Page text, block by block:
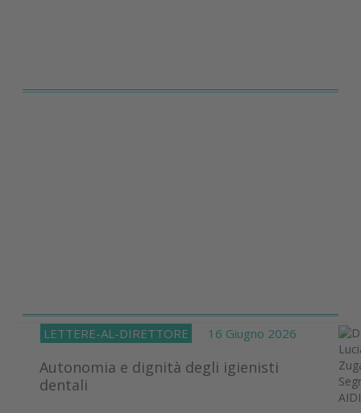
LETTERE-AL-DIRETTORE 16 Giugno 2026
Autonomia e dignità degli igienisti
dentali